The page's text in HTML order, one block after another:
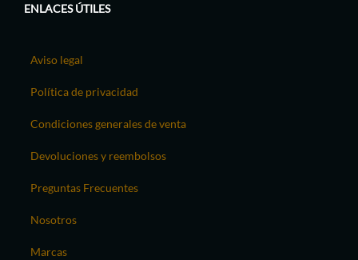
ENLACES ÚTILES
Aviso legal
Política de privacidad
Condiciones generales de venta
Devoluciones y reembolsos
Preguntas Frecuentes
Nosotros
Marcas